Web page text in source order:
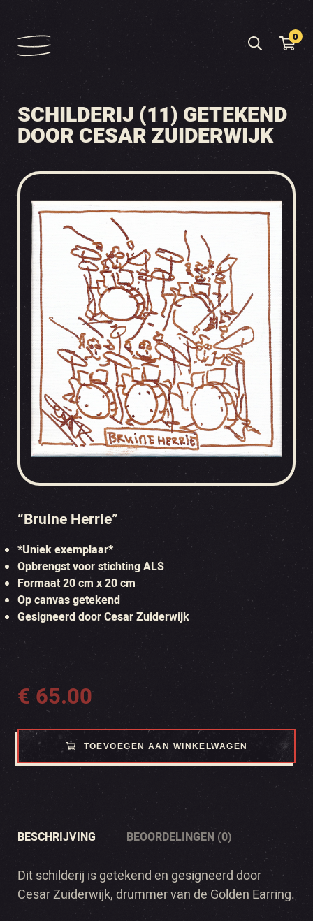
0
SCHILDERIJ (11) GETEKEND
DOOR CESAR ZUIDERWIJK
“Bruine Herrie”
*Uniek exemplaar*
Opbrengst voor stichting ALS
Formaat 20 cm x 20 cm
Op canvas getekend
Gesigneerd door Cesar Zuiderwijk
€ 65.00
TOEVOEGEN AAN WINKELWAGEN
BESCHRIJVING BEOORDELINGEN (0)
Dit schilderij is getekend en gesigneerd door
Cesar Zuiderwijk, drummer van de Golden Earring.